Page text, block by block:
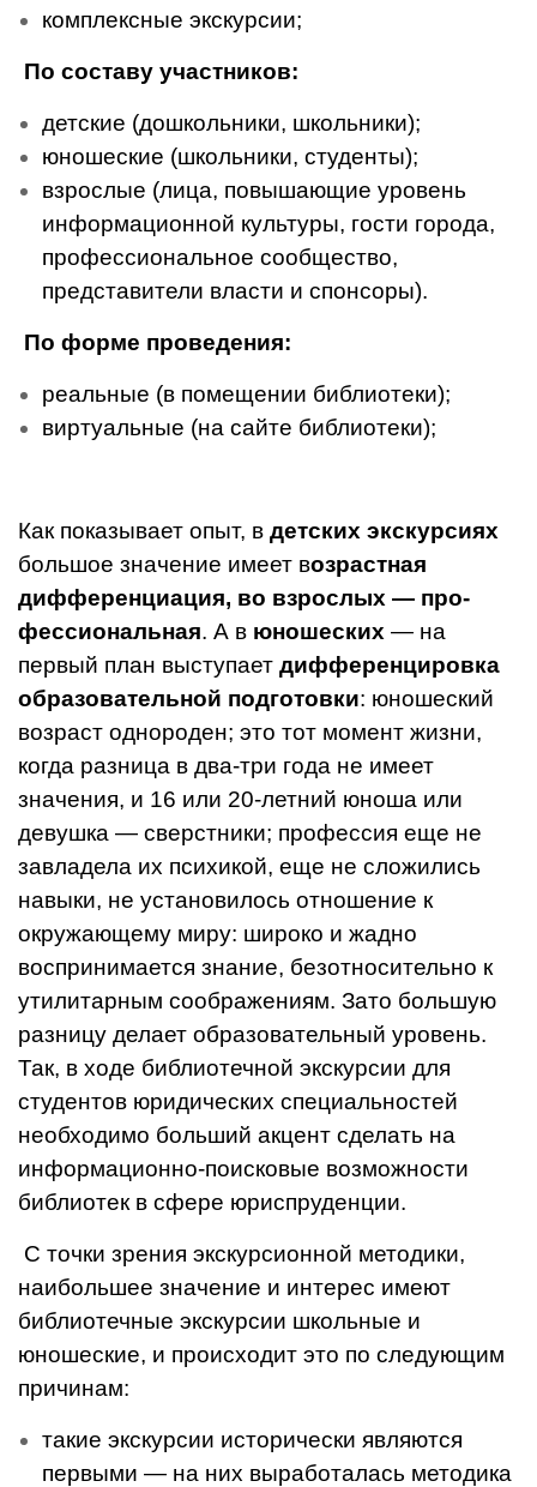
комплексные экскурсии;
По составу участников:
детские (дошкольники, школьники);
юношеские (школьники, сту­денты);
взрослые (лица, повышаю­щие уровень
информационной культуры, гости города,
професси­ональное сообщество,
представи­тели власти и спонсоры).
По форме проведения:
реальные (в помещении биб­лиотеки);
виртуальные (на сайте биб­лиотеки);
Как показывает опыт, в детских экскурсиях
большое зна­чение имеет возрастная
диффе­ренциация, во взрослых — про­
фессиональная. А в юношеских — на
первый план выступает дифференцировка
образовательной под­готовки: юношеский
возраст одно­роден; это тот момент жизни,
когда разница в два-три года не имеет
значения, и 16 или 20-летний юно­ша или
девушка — сверстники; профессия еще не
завладела их психикой, еще не сложились
навы­ки, не установилось отношение к
окружающему миру: широко и жадно
воспринимается знание, безотносительно к
утилитарным соображениям. Зато большую
разницу делает образовательный уровень.
Так, в ходе библиотечной экскурсии для
студентов юриди­ческих специальностей
необходимо больший акцент сделать на
инфор­мационно-поисковые возможности
библиотек в сфере юриспруденции.
С точки зрения экскурсионной методики,
наибольшее значение и интерес имеют
библиотечные экскурсии школьные и
юношеские, и происходит это по следующим
причинам:
такие экскурсии исторически являются
первыми — на них выра­боталась методика